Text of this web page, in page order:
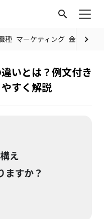
search
種 マーケティング 金融 制度
いとは？例文付き
すく解説